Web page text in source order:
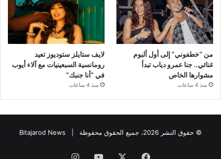
من “خطفوني” إلى أول ألبوم
غنائي.. جنا عمرو دياب تبدأ
مشوارها الخاص
منذ 4 ساعات
لايف ستايلز ستوديوز تعيد
رومانسية السبعينيات مع آلاء أيوب
في “أنا جنبك”
منذ 4 ساعات
© حقوق النشر 2026، جميع الحقوق محفوظة | Bitajarod News
فيسبوك ‫YouTubeانستقرام